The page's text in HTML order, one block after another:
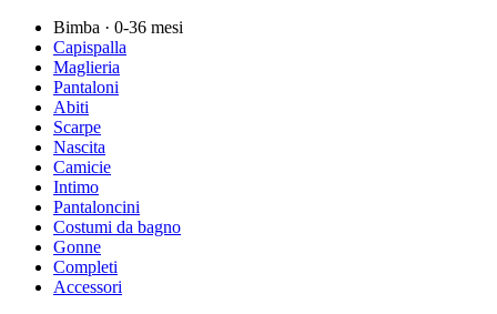
Bimba · 0-36 mesi
Capispalla
Maglieria
Pantaloni
Abiti
Scarpe
Nascita
Camicie
Intimo
Pantaloncini
Costumi da bagno
Gonne
Completi
Accessori